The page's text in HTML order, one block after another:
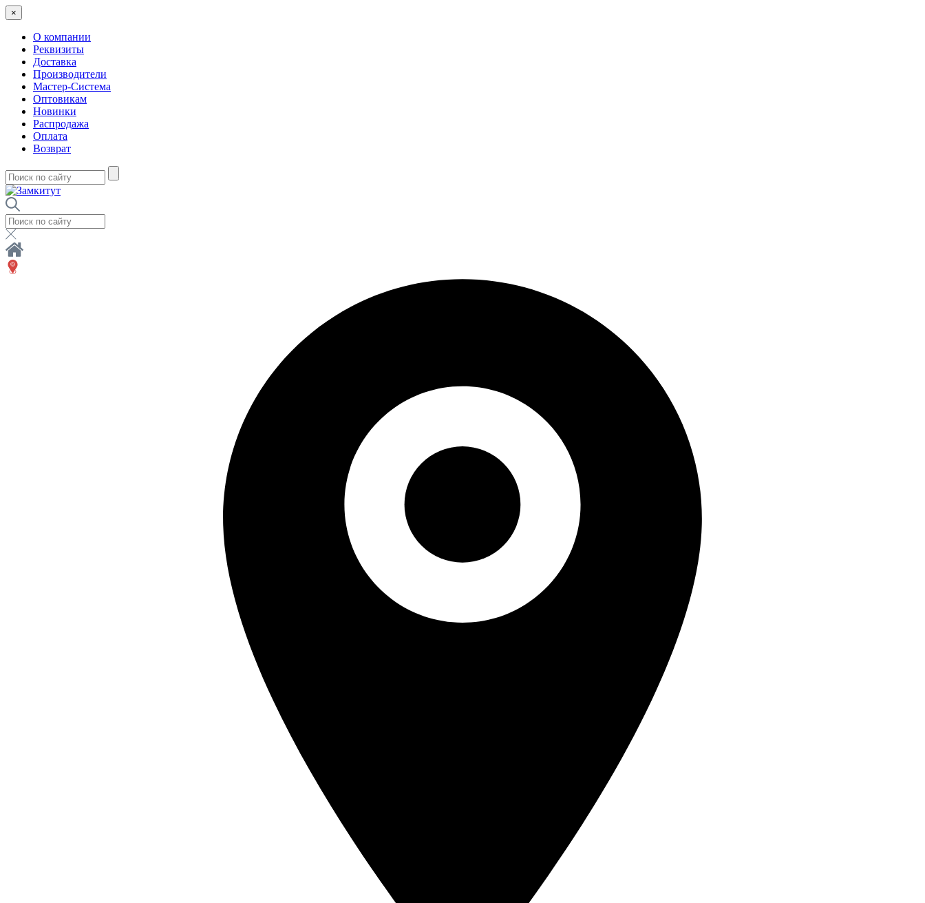
×
О компании
Реквизиты
Доставка
Производители
Мастер-Система
Оптовикам
Новинки
Распродажа
Оплата
Возврат